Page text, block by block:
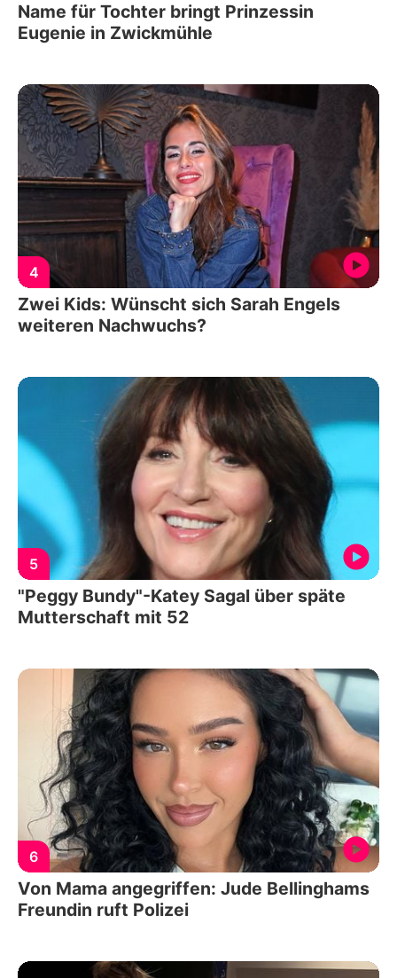
Name für Tochter bringt Prinzessin
Eugenie in Zwickmühle
4
Zwei Kids: Wünscht sich Sarah Engels
weiteren Nachwuchs?
5
"Peggy Bundy"-Katey Sagal über späte
Mutterschaft mit 52
6
Von Mama angegriffen: Jude Bellinghams
Freundin ruft Polizei